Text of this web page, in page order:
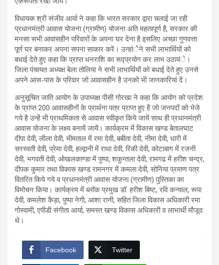
विधायक श्री संजीव आर्या ने कहा कि भारत सरकार द्वारा चलाई जा रही
प्रधानमंत्री आवास योजना (ग्रामीण) योजना अति महत्वपूर्ण है, सरकार की
मनसा सभी आवासहीन परिवारों के अपना घर देना है इसलिए अच्छा गुणवत्ता
पूर्ण घर बनाकर अपना सपना साकार करें। उन्हांेेने सभी लाभार्थियों को
बधाई देते हुए कहा कि प्राप्त धनराशि का सद्प्रयोग कर लाभ उठायंे।
जिला पंचायत अध्यक्ष बेला तोलिया ने सभी लाभार्थियों को बधाई देते हुए उनसे
अपने आस-पास के परिवार जो आवासहीन है उनको भी जानकारियां दें।
अनुसूचित जाति आयोग के उपाध्यक्ष पीसी गोरखा ने कहा कि आयोग को प्रदेश
के प्राप्त 200 आवासहीनों के प्रार्थना पत्र प्राप्त हुए है जो जनपदों को भेजे
गये है उन्हें भी प्राथमिकता से आवास स्वीकृत किये जायें साथ ही प्रधानमंत्री
आवास योजना के लक्ष्य बनायें जायें। कार्यक्रम में विकास खण्ड बेतालघाट
दीपा देवी, लीला देवी, भीमताल में रमा देवी, बबीता देवी, नीमा देवी, धारी में
सरस्वती देवी, प्रेमा देवी, हल्द्वानी में राधा देवी, रिकी देवी, कोटाबाग में रजनी
देवी, भगवती देवी, ओखलकाण्डा में पुष्पा, शकुन्तला देवी, रामगढ में हरीश चन्द्र,
दीपक कुमार तथा विकास खण्ड रामनगर में कमला देवी, सोनिया प्रमाण पत्र
वितरित किये गये व प्रधानमंत्री आवास योजना (ग्रामीण) पुस्तिका का
विमोचन किया। कार्यक्रम में ब्लॉक प्रमुख डॉ. हरीश बिष्ट, रवि कन्याल, रूपा
देवी, कमलेश कैड़ा, पुष्पा नेगी, आशा रानी, सहित जिला विकास अधिकारी रमा
गोस्वामी, एपीडी संगीता आर्या, समस्त खण्ड विकास अधिकारी व लाभार्थी मौजूद
थे।
Facebook Twitter